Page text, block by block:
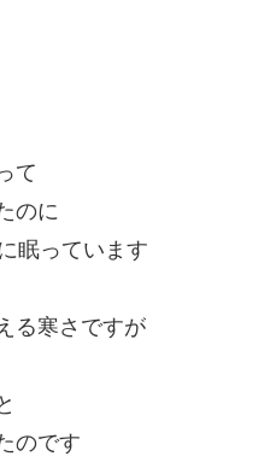
て
のに
眠っています
る寒さですが
のです